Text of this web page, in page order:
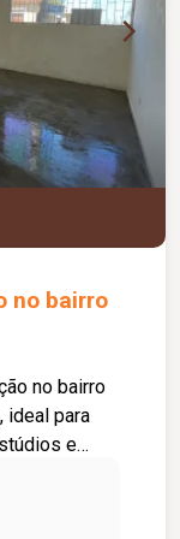
ampliação
do
no bairro
no bairro
ideal para
e
copa,
senha,